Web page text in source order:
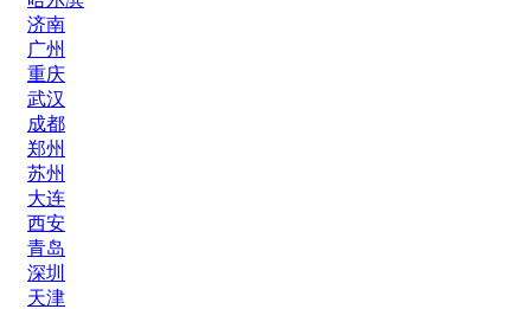
济南
广州
重庆
武汉
成都
郑州
苏州
大连
西安
青岛
深圳
天津